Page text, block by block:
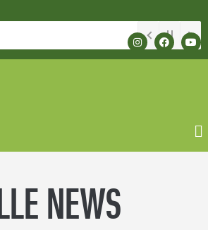
Jahr 2026 reservieren!
NEWS